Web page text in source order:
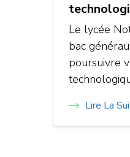
Le lycée
bac
poursuivre
Lire La